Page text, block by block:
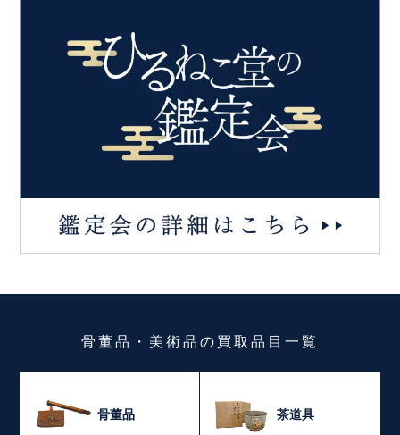
骨董品・美術品の買取品目一覧
骨董品 茶道具